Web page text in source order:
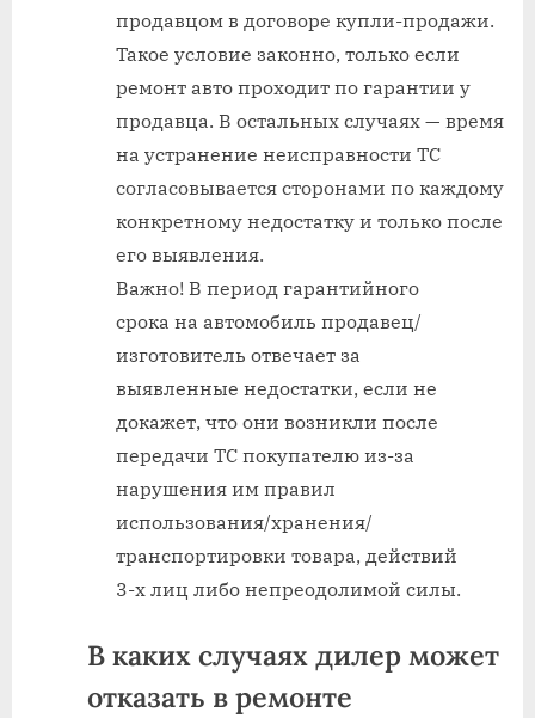
продавцом в договоре купли-продажи.
Такое условие законно, только если
ремонт авто проходит по гарантии у
продавца. В остальных случаях — время
на устранение неисправности ТС
согласовывается сторонами по каждому
конкретному недостатку и только после
его выявления.
Важно! В период гарантийного
срока на автомобиль продавец/
изготовитель отвечает за
выявленные недостатки, если не
докажет, что они возникли после
передачи ТС покупателю из-за
нарушения им правил
использования/хранения/
транспортировки товара, действий
3-х лиц либо непреодолимой силы.
В каких случаях дилер может
отказать в ремонте